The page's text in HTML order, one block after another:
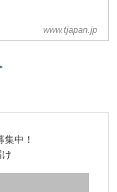
www.tjapan.jp
中！